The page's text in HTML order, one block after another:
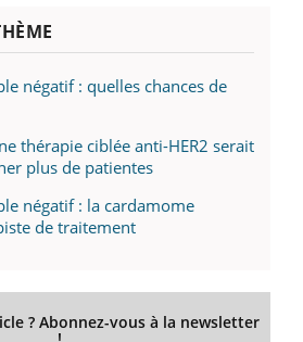
négatif : quelles chances de
thérapie ciblée anti-HER2 serait
plus de patientes
négatif : la cardamome
de traitement
? Abonnez-vous à la newsletter